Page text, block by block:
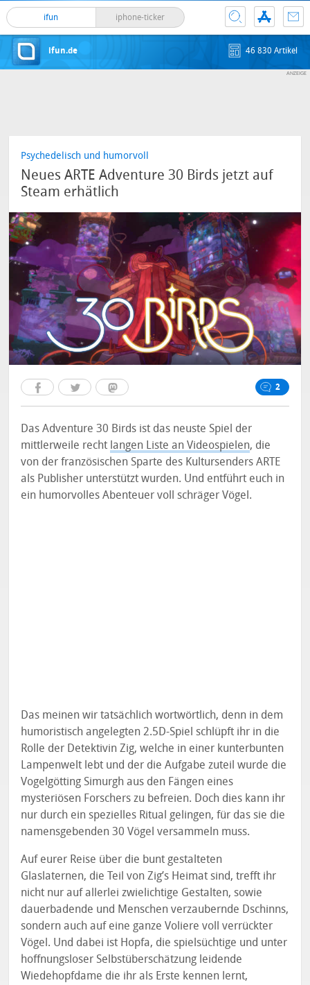
ifun iphone-ticker
ifun.de 46 830 Artikel
Psychedelisch und humorvoll
Neues ARTE Adventure 30 Birds jetzt auf
Steam erhätlich
2
Das Adventure 30 Birds ist das neuste Spiel der
mittlerweile recht langen Liste an Videospielen, die
von der französischen Sparte des Kultursenders ARTE
als Publisher unterstützt wurden. Und entführt euch in
ein humorvolles Abenteuer voll schräger Vögel.
Das meinen wir tatsächlich wortwörtlich, denn in dem
humoristisch angelegten 2.5D-Spiel schlüpft ihr in die
Rolle der Detektivin Zig, welche in einer kunterbunten
Lampenwelt lebt und der die Aufgabe zuteil wurde die
Vogelgötting Simurgh aus den Fängen eines
mysteriösen Forschers zu befreien. Doch dies kann ihr
nur durch ein spezielles Ritual gelingen, für das sie die
namensgebenden 30 Vögel versammeln muss.
Auf eurer Reise über die bunt gestalteten
Glaslaternen, die Teil von Zig’s Heimat sind, trefft ihr
nicht nur auf allerlei zwielichtige Gestalten, sowie
dauerbadende und Menschen verzaubernde Dschinns,
sondern auch auf eine ganze Voliere voll verrückter
Vögel. Und dabei ist Hopfa, die spielsüchtige und unter
hoffnungsloser Selbstüberschätzung leidende
Wiedehopfdame die ihr als Erste kennen lernt,